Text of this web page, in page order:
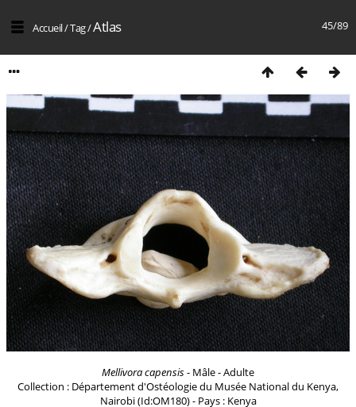
45/89
Accueil/Tag/Atlas
Mellivora capensis- Mâle - Adulte
Collection : Département d'Ostéologie du Musée National du Kenya,
Nairobi (Id:OM180) - Pays : Kenya